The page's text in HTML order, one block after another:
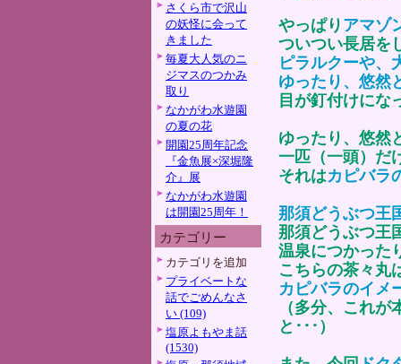
さくら市で沢山
の妖怪に会って
きました
毎夏大人気のニ
ジマスのつかみ
取り
なかがわ水遊園
の夏の花
開園25周年記念
『金魚展×深堀隆
介』展
なかがわ水遊園
は開園25周年！
カテゴリー
カテゴリを追加
プライベートな
話でごめんなさ
い (109)
塩原よもやま話
(1530)
やっぱり アマゾ
ついつい長居を
ピラルクーや、
ゆったり、悠然
目が釘付けにな
ゆったり、悠然
一匹（一頭）だ
それはカピバラ
那須どうぶつ王
那須どうぶつ王
温泉につかった
こちらの茶々丸
カピバラのイメ
（多分、これ
と･･･）